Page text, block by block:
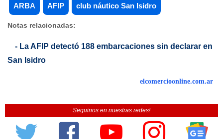
ARBA AFIP club náutico San Isidro
Notas relacionadas:
- La AFIP detectó 188 embarcaciones sin declarar en
San Isidro
elcomercioonline.com.ar
Seguinos en nuestras redes!